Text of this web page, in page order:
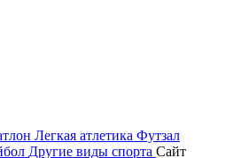
Легкая атлетика Футзал
Другие виды спорта Сайт